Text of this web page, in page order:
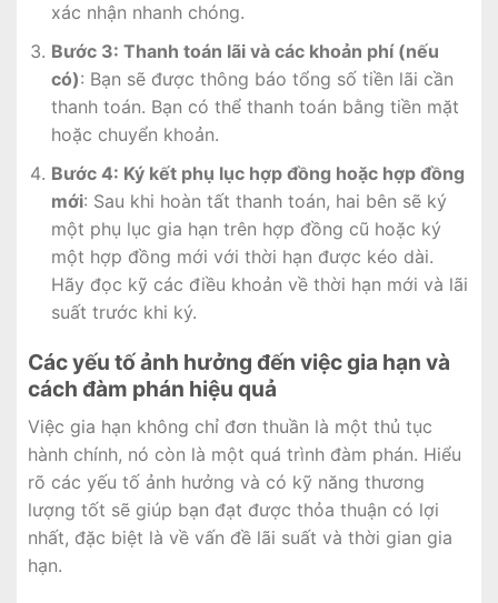
xác nhận nhanh chóng.
Bước 3: Thanh toán lãi và các khoản phí (nếu
có): Bạn sẽ được thông báo tổng số tiền lãi cần
thanh toán. Bạn có thể thanh toán bằng tiền mặt
hoặc chuyển khoản.
Bước 4: Ký kết phụ lục hợp đồng hoặc hợp đồng
mới: Sau khi hoàn tất thanh toán, hai bên sẽ ký
một phụ lục gia hạn trên hợp đồng cũ hoặc ký
một hợp đồng mới với thời hạn được kéo dài.
Hãy đọc kỹ các điều khoản về thời hạn mới và lãi
suất trước khi ký.
Các yếu tố ảnh hưởng đến việc gia hạn và
cách đàm phán hiệu quả
Việc gia hạn không chỉ đơn thuần là một thủ tục
hành chính, nó còn là một quá trình đàm phán. Hiểu
rõ các yếu tố ảnh hưởng và có kỹ năng thương
lượng tốt sẽ giúp bạn đạt được thỏa thuận có lợi
nhất, đặc biệt là về vấn đề lãi suất và thời gian gia
hạn.